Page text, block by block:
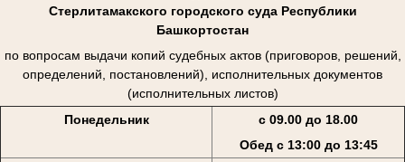
Стерлитамакского городского суда Республики
Башкортостан
по вопросам выдачи копий судебных актов (приговоров, решений,
определений, постановлений), исполнительных документов
(исполнительных листов)
Понедельник
с 09.00 до 18.00
Обед с 13:00 до 13:45